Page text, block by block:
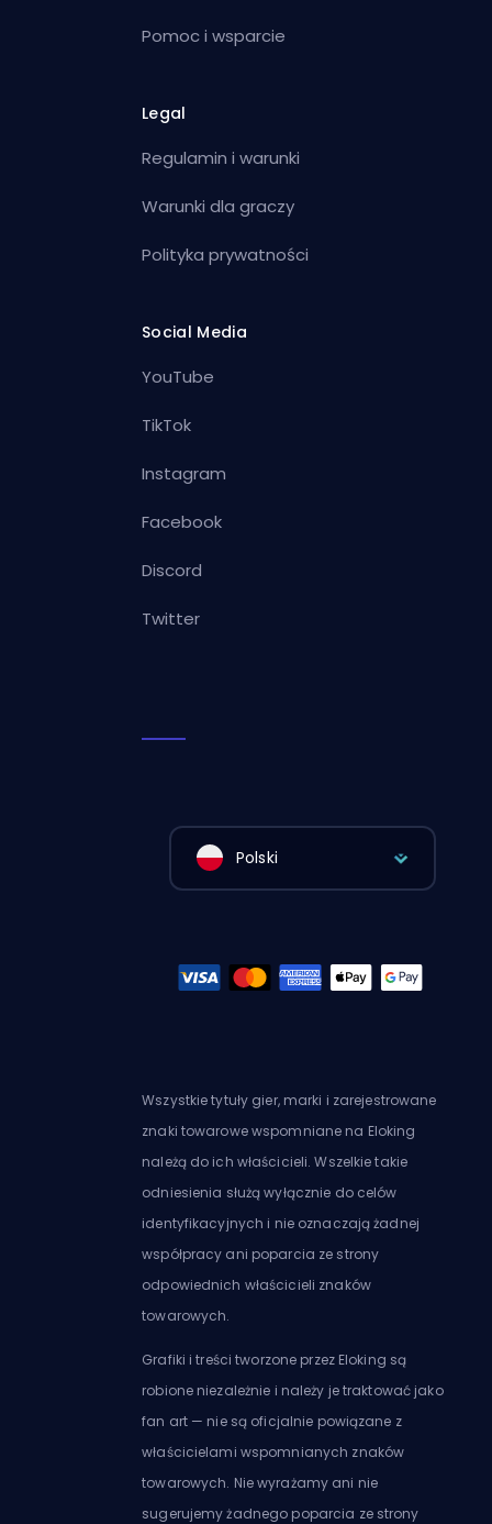
Pomoc i wsparcie
Legal
Regulamin i warunki
Warunki dla graczy
Polityka prywatności
Social Media
YouTube
TikTok
Instagram
Facebook
Discord
Twitter
Polski
Wszystkie tytuły gier, marki i zarejestrowane
znaki towarowe wspomniane na Eloking
należą do ich właścicieli. Wszelkie takie
odniesienia służą wyłącznie do celów
identyfikacyjnych i nie oznaczają żadnej
współpracy ani poparcia ze strony
odpowiednich właścicieli znaków
towarowych.
Grafiki i treści tworzone przez Eloking są
robione niezależnie i należy je traktować jako
fan art — nie są oficjalnie powiązane z
właścicielami wspomnianych znaków
towarowych. Nie wyrażamy ani nie
sugerujemy żadnego poparcia ze strony